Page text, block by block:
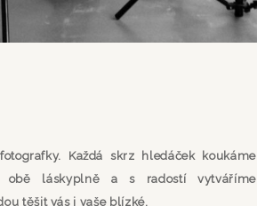
Každá skrz hledáček koukáme
obě láskyplně a s radostí vytváříme
těšit vás i vaše blízké.